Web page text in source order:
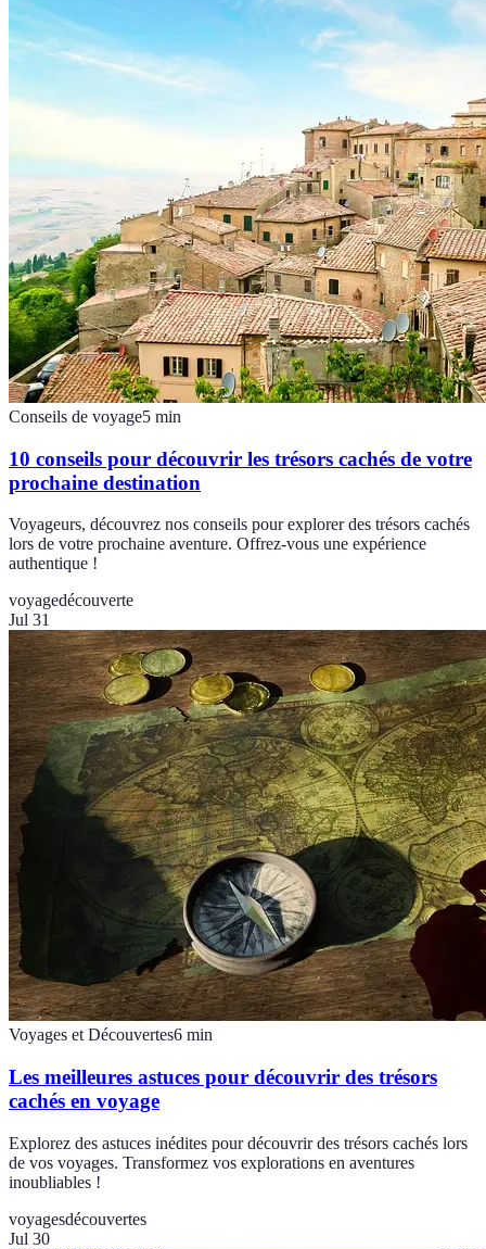
Conseils de voyage5 min
10 conseils pour découvrir les trésors cachés de votre
prochaine destination
Voyageurs, découvrez nos conseils pour explorer des trésors cachés
lors de votre prochaine aventure. Offrez-vous une expérience
authentique !
voyagedécouverte
Jul 31
Voyages et Découvertes6 min
Les meilleures astuces pour découvrir des trésors
cachés en voyage
Explorez des astuces inédites pour découvrir des trésors cachés lors
de vos voyages. Transformez vos explorations en aventures
inoubliables !
voyagesdécouvertes
Jul 30